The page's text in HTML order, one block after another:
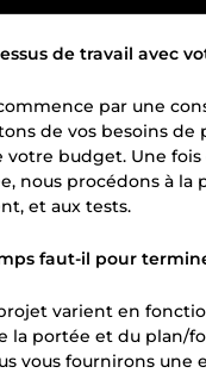
de travail avec
par une
de vos besoins de
budget. Une fois
nous procédons à la
et aux tests.
faut-il pour
varient en
la portée et du plan/
vous fournirons une